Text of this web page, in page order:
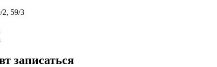
59/3
записаться